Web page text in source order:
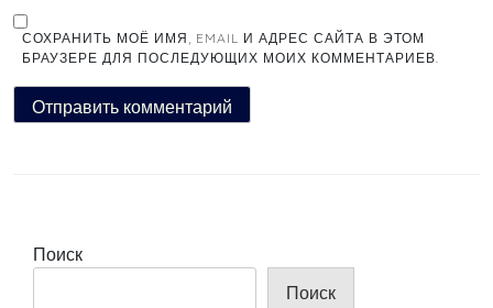
СОХРАНИТЬ МОЁ ИМЯ, EMAIL И АДРЕС САЙТА В ЭТОМ
БРАУЗЕРЕ ДЛЯ ПОСЛЕДУЮЩИХ МОИХ КОММЕНТАРИЕВ.
Поиск
Поиск